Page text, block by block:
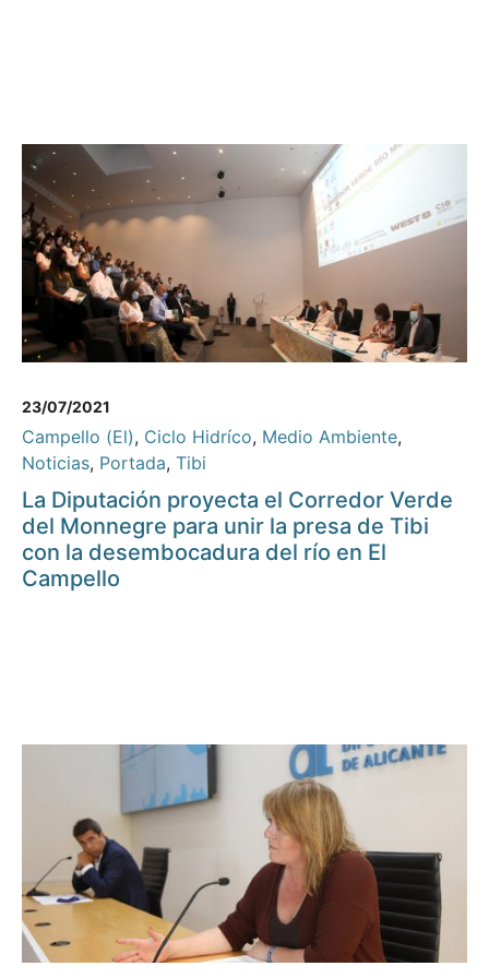
23/07/2021
Campello (El), Ciclo Hidríco, Medio Ambiente,
Noticias, Portada, Tibi
La Diputación proyecta el Corredor Verde
del Monnegre para unir la presa de Tibi
con la desembocadura del río en El
Campello